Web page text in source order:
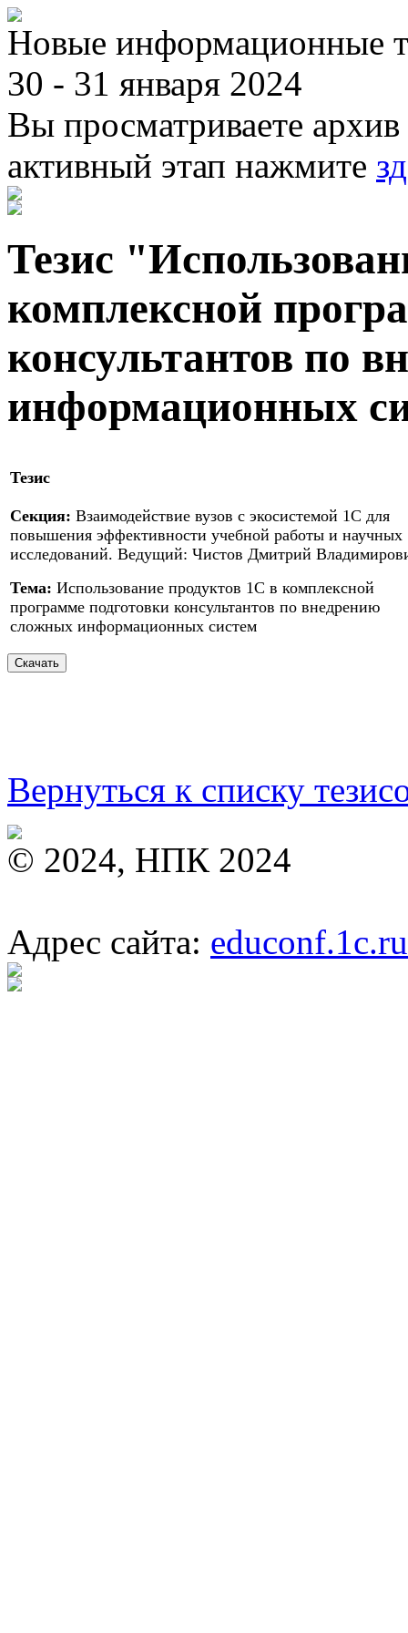
Новые информационные
30 - 31 января 2024
Вы просматриваете
активный этап нажмите
Тезис
комплексной
консультантов по
информационных
Тезис
Секция: Взаимодействие вузов с экосистемой 1С для
повышения эффективности учебной работы и научных
исследований. Ведущий: Чистов Дмитрий
Тема: Использование продуктов 1С в комплексной
программе подготовки консультантов по внедрению
сложных информационных систем
Вернуться к списку
© 2024, НПК 2024
Адрес сайта: educonf.1c.ru